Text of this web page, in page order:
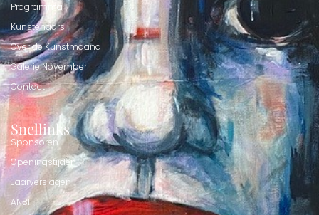
Programma
Kunstenaars
Over de Kunstmaand
Galerie November
Contact
Snellinks
Sponsoren
Openingstijden
Jaarverslagen
ANBI